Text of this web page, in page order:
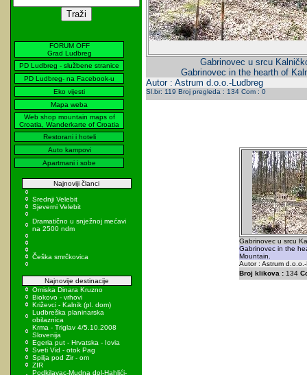
FORUM OFF
Grad Ludbreg
PD Ludbreg - službene stranice
PD Ludbreg- na Facebook-u
Eko vijesti
Mapa weba
Web shop mountain maps of
Croatia, Wanderkarte of Croatia
Restorani i hoteli
Auto kampovi
Apartmani i sobe
Najnoviji članci
Srednji Velebit
Sjeverni Velebit
Dramatično u snježnoj mećavi
na 2500 ndm
Češka smrčkovica
Najnovije destinacije
Omiska Dinara Kruzno
Biokovo - vrhovi
Križevci - Kalnik (pl. dom)
Ludbreška planinarska
obilaznica
Krma - Triglav 4/5.10.2008
Slovenija
Egeria put - Hrvatska - Iovia
Sveti Vid - otok Pag
Spilja pod Zir - om
ZIR
Podkilavac-Mudna dol-Hahlići-
Gabrinovec u srcu
Gabrinovec in the hearth of
Autor : Astrum d.o.o.-Ludbreg
Sl.br: 119 Broj pregleda : 134 Com : 0
Gabrinovec u srcu
Gabrinovec in the
Mountain.
Autor : Astrum
Broj klikova :134